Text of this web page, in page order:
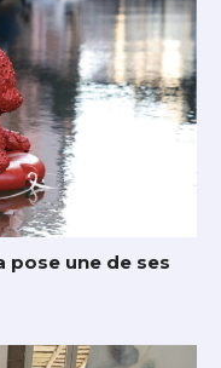
pose une de ses